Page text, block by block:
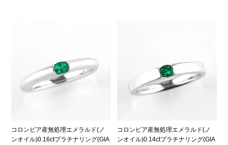
コロンビア産無処理エメラルド(ノ
ンオイル)0.16ctプラチナリング(GIA
コロンビア産無処理エメラルド(ノ
ンオイル)0.14ctプラチナリング(GIA